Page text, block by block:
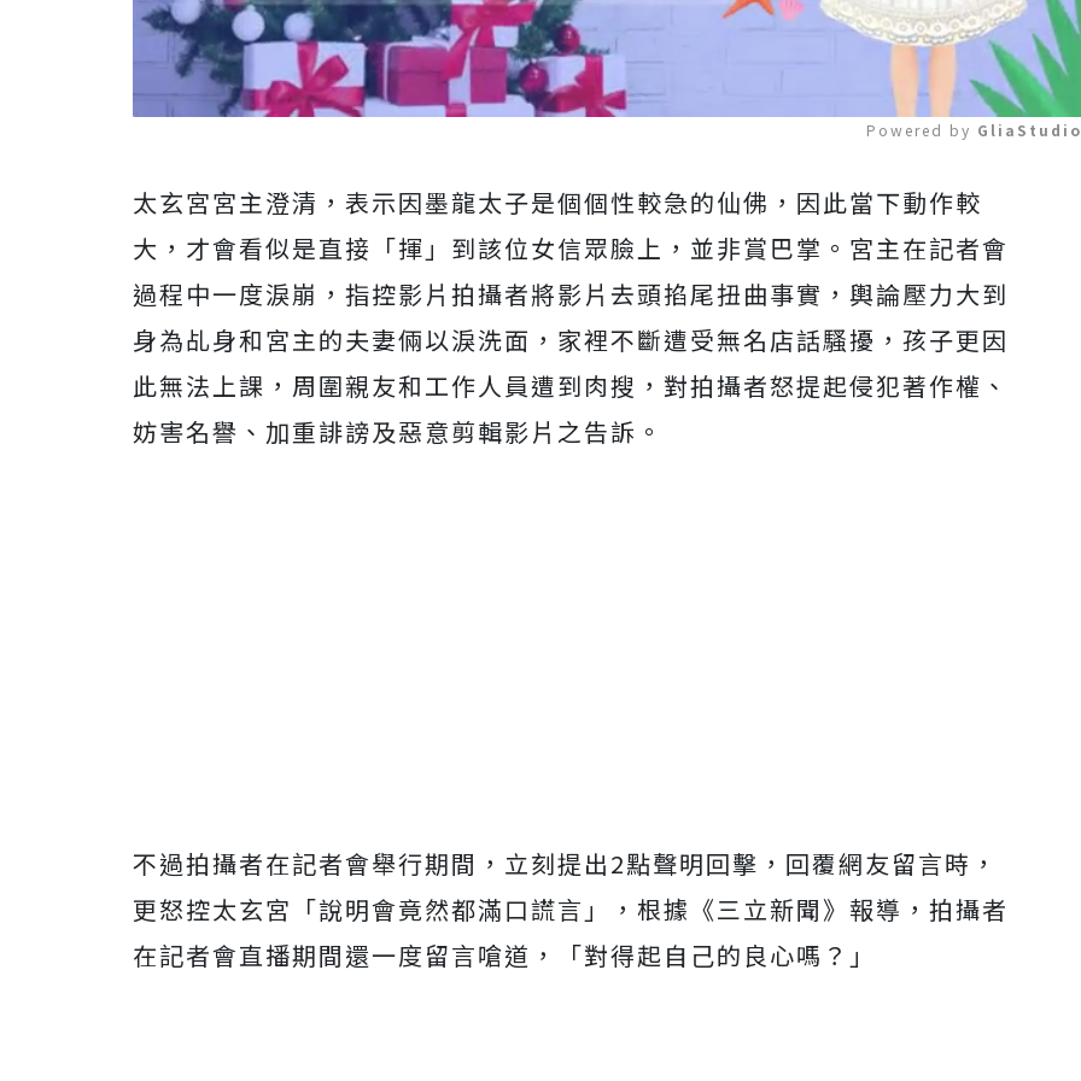
Mute
Powered by
太玄宮宮主澄清，表示因墨龍太子是個個性較急的仙佛，因此當下動作較
大，才會看似是直接「揮」到該位女信眾臉上，並非賞巴掌。宮主在記者會
過程中一度淚崩，指控影片拍攝者將影片去頭掐尾扭曲事實，輿論壓力大到
身為乩身和宮主的夫妻倆以淚洗面，家裡不斷遭受無名店話騷擾，孩子更因
此無法上課，周圍親友和工作人員遭到肉搜，對拍攝者怒提起侵犯著作權、
妨害名譽、加重誹謗及惡意剪輯影片之告訴。
不過拍攝者在記者會舉行期間，立刻提出2點聲明回擊，回覆網友留言時，
更怒控太玄宮「說明會竟然都滿口謊言」，根據《三立新聞》報導，拍攝者
在記者會直播期間還一度留言嗆道，「對得起自己的良心嗎？」